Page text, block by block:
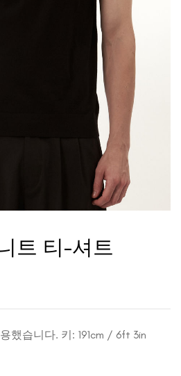
트 티-셔트
했습니다. 키: 191cm / 6ft 3in